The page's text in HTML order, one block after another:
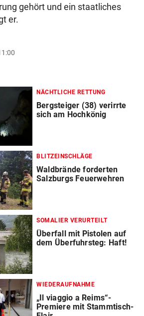
gehört und ein staatliches
er.
NÄCHTLICHE RETTUNG
Bergsteiger (38) verirrte
sich am Hochkönig
BLITZEINSCHLÄGE
Waldbrände forderten
Salzburgs Feuerwehren
SOMALIER VERURTEILT
Überfall mit Pistolen auf
dem Überfuhrsteg: Haft!
WIEDERAUFNAHME
„Il viaggio a Reims“-
Premiere mit Stammtisch-